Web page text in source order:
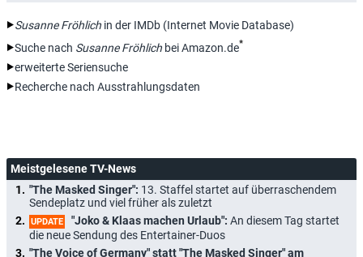
Susanne Fröhlich in der IMDb (Internet Movie Database)
Suche nach Susanne Fröhlich bei Amazon.de*
erweiterte Seriensuche
Recherche nach Ausstrahlungsdaten
Meistgelesene TV-News
"The Masked Singer": 13. Staffel startet auf überraschendem
Sendeplatz und viel früher als zuletzt
UPDATE "Joko & Klaas machen Urlaub": An diesem Tag startet
die neue Sendung des Entertainer-Duos
"The Voice of Germany" statt "The Masked Singer" am